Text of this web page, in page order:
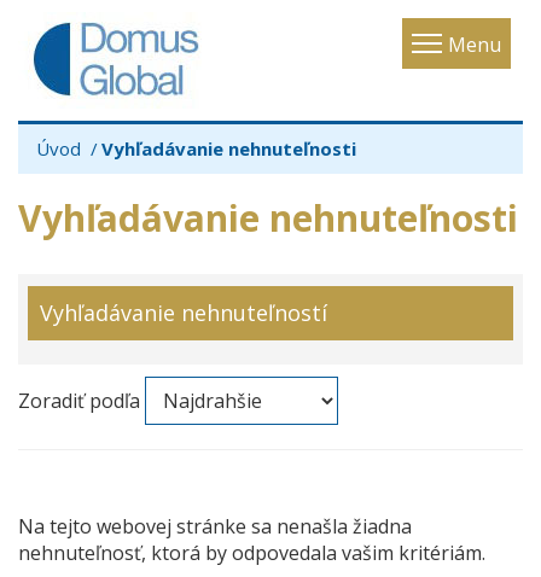
Menu
Toggle
Úvod Vyhľadávanie nehnuteľnosti
Vyhľadávanie nehnuteľnosti
Vyhľadávanie nehnuteľností
Zoradiť podľa
Na tejto webovej stránke sa nenašla žiadna
nehnuteľnosť, ktorá by odpovedala vašim kritériám.